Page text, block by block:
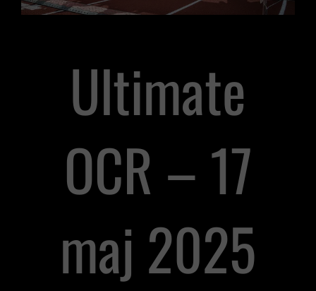
Ultimate
OCR – 17
maj 2025